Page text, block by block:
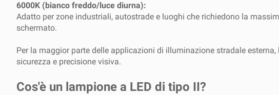
6000K (bianco freddo/luce diurna):
Adatto per zone industriali, autostrade e luoghi che richiedono la
schermato.
Per la maggior parte delle applicazioni di illuminazione stradale
sicurezza e precisione visiva.
Cos'è un lampione a LED di tipo II?